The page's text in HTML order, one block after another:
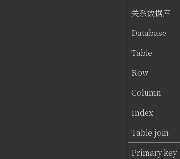
关系数据库
Database
Table
Row
Column
Index
Table join
Primary key